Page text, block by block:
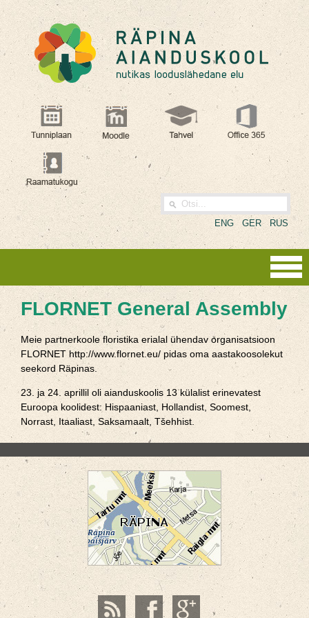
ENG GER RUS
FLORNET General Assembly
Meie partnerkoole floristika erialal ühendav organisatsioon
FLORNET http://www.flornet.eu/ pidas oma aastakoosolekut
seekord Räpinas.
23. ja 24. aprillil oli aianduskoolis 13 külalist erinevatest
Euroopa koolidest: Hispaaniast, Hollandist, Soomest,
Norrast, Itaaliast, Saksamaalt, Tšehhist.